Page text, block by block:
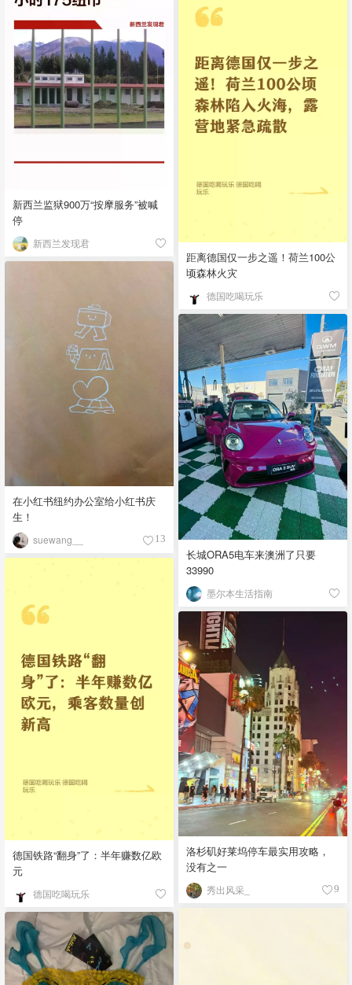
新西兰监狱900万“按摩服务”被喊
停
新西兰发现君
距离德国仅一步之遥！荷兰100公
顷森林火灾
德国吃喝玩乐
在小红书纽约办公室给小红书庆
生！
suewang__ 13
长城ORA5电车来澳洲了只要
33990
墨尔本生活指南
德国铁路“翻身”了：半年赚数亿欧
元
德国吃喝玩乐
洛杉矶好莱坞停车最实用攻略，
没有之一
秀出风采_ 9